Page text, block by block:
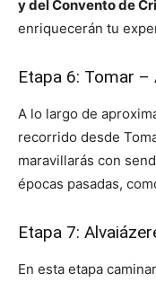
y del Convento de
enriquecerán tu
Etapa 6: Tomar –
A lo largo de
recorrido desde
maravillarás con
épocas pasadas,
Etapa 7:
En esta etapa